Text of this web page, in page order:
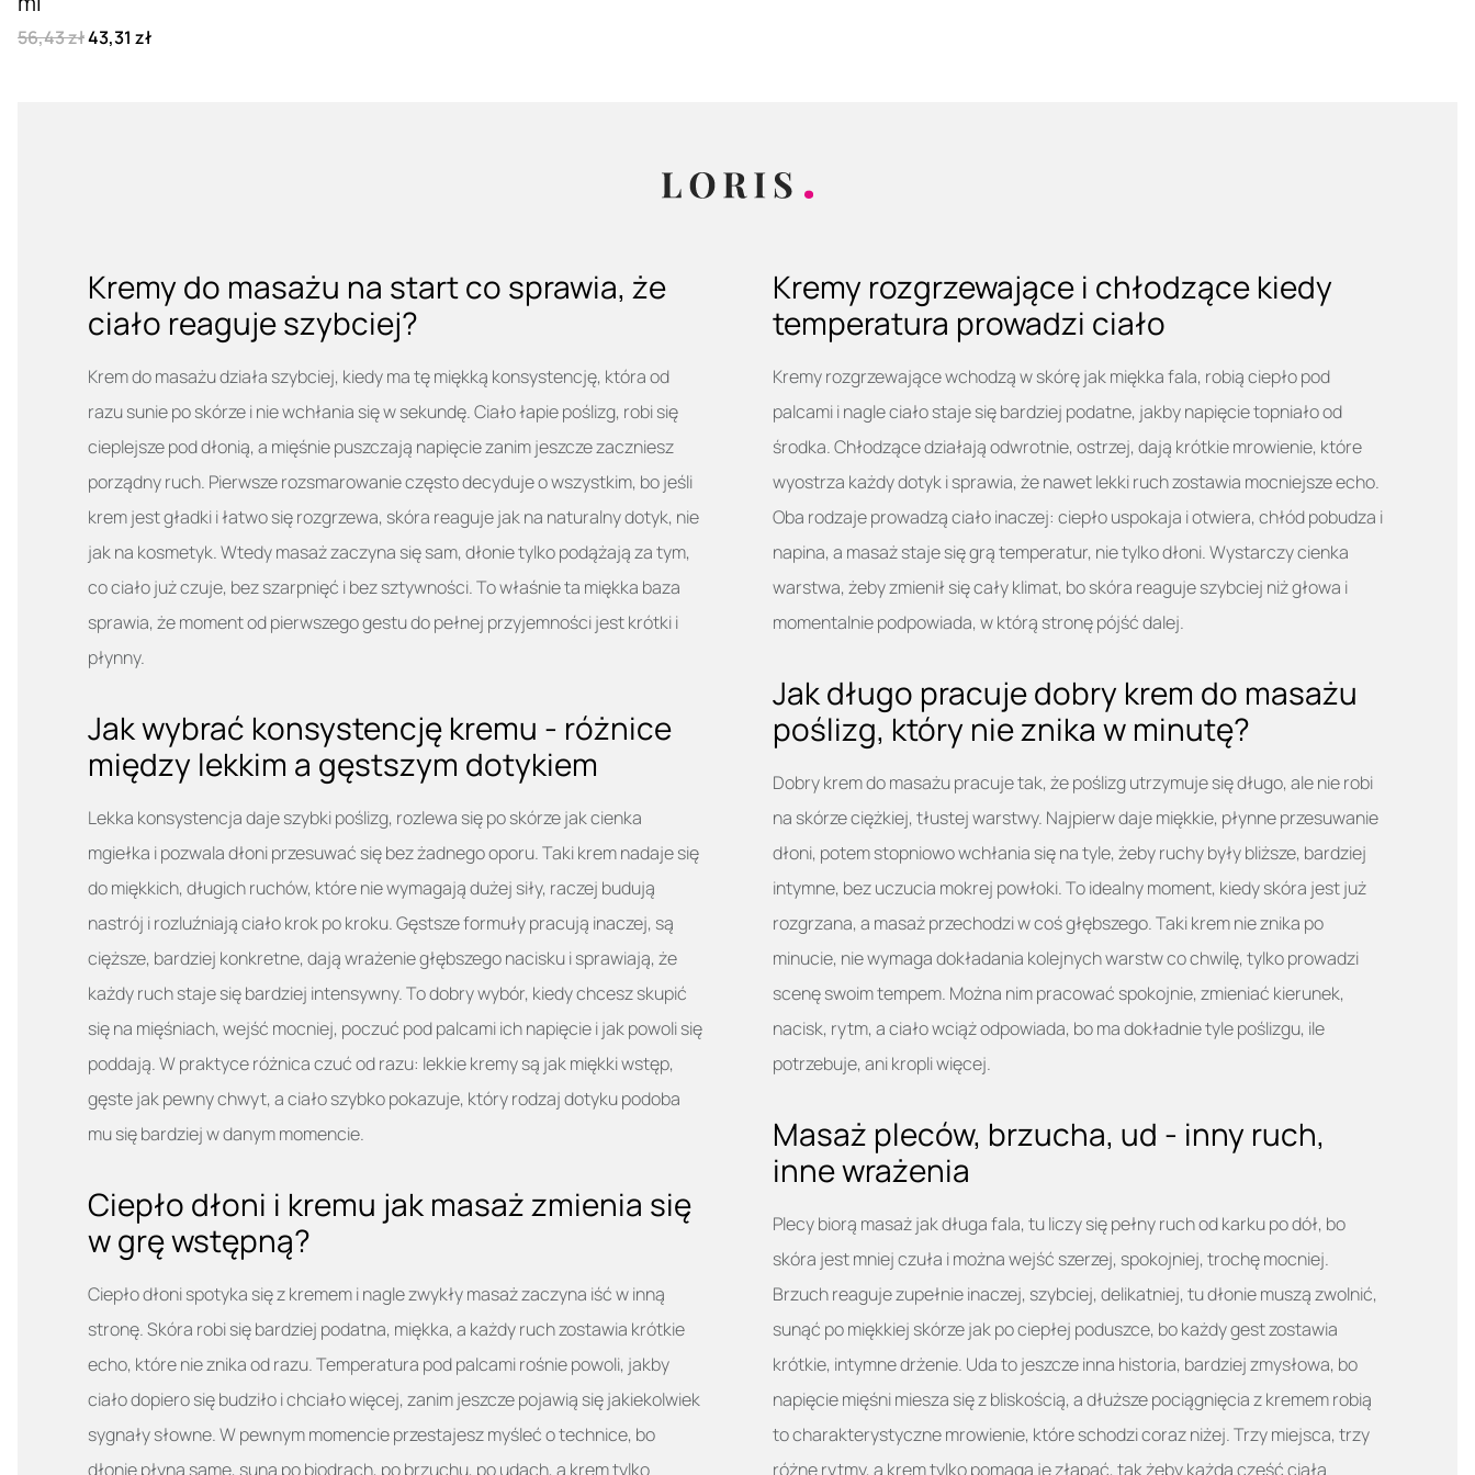
56,43 zł43,31 zł
Kremy do masażu na start co sprawia, że
ciało reaguje szybciej?
Krem do masażu działa szybciej, kiedy ma tę miękką konsystencję, która od
razu sunie po skórze i nie wchłania się w sekundę. Ciało łapie poślizg, robi się
cieplejsze pod dłonią, a mięśnie puszczają napięcie zanim jeszcze zaczniesz
porządny ruch. Pierwsze rozsmarowanie często decyduje o wszystkim, bo jeśli
krem jest gładki i łatwo się rozgrzewa, skóra reaguje jak na naturalny dotyk, nie
jak na kosmetyk. Wtedy masaż zaczyna się sam, dłonie tylko podążają za tym,
co ciało już czuje, bez szarpnięć i bez sztywności. To właśnie ta miękka baza
sprawia, że moment od pierwszego gestu do pełnej przyjemności jest krótki i
płynny.
Jak wybrać konsystencję kremu - różnice
między lekkim a gęstszym dotykiem
Lekka konsystencja daje szybki poślizg, rozlewa się po skórze jak cienka
mgiełka i pozwala dłoni przesuwać się bez żadnego oporu. Taki krem nadaje się
do miękkich, długich ruchów, które nie wymagają dużej siły, raczej budują
nastrój i rozluźniają ciało krok po kroku. Gęstsze formuły pracują inaczej, są
cięższe, bardziej konkretne, dają wrażenie głębszego nacisku i sprawiają, że
każdy ruch staje się bardziej intensywny. To dobry wybór, kiedy chcesz skupić
się na mięśniach, wejść mocniej, poczuć pod palcami ich napięcie i jak powoli się
poddają. W praktyce różnica czuć od razu: lekkie kremy są jak miękki wstęp,
gęste jak pewny chwyt, a ciało szybko pokazuje, który rodzaj dotyku podoba
mu się bardziej w danym momencie.
Ciepło dłoni i kremu jak masaż zmienia się
w grę wstępną?
Ciepło dłoni spotyka się z kremem i nagle zwykły masaż zaczyna iść w inną
stronę. Skóra robi się bardziej podatna, miękka, a każdy ruch zostawia krótkie
echo, które nie znika od razu. Temperatura pod palcami rośnie powoli, jakby
ciało dopiero się budziło i chciało więcej, zanim jeszcze pojawią się jakiekolwiek
sygnały słowne. W pewnym momencie przestajesz myśleć o technice, bo
dłonie płyną same, suną po biodrach, po brzuchu, po udach, a krem tylko
Kremy rozgrzewające i chłodzące kiedy
temperatura prowadzi ciało
Kremy rozgrzewające wchodzą w skórę jak miękka fala, robią ciepło pod
palcami i nagle ciało staje się bardziej podatne, jakby napięcie topniało od
środka. Chłodzące działają odwrotnie, ostrzej, dają krótkie mrowienie, które
wyostrza każdy dotyk i sprawia, że nawet lekki ruch zostawia mocniejsze echo.
Oba rodzaje prowadzą ciało inaczej: ciepło uspokaja i otwiera, chłód pobudza i
napina, a masaż staje się grą temperatur, nie tylko dłoni. Wystarczy cienka
warstwa, żeby zmienił się cały klimat, bo skóra reaguje szybciej niż głowa i
momentalnie podpowiada, w którą stronę pójść dalej.
Jak długo pracuje dobry krem do masażu
poślizg, który nie znika w minutę?
Dobry krem do masażu pracuje tak, że poślizg utrzymuje się długo, ale nie robi
na skórze ciężkiej, tłustej warstwy. Najpierw daje miękkie, płynne przesuwanie
dłoni, potem stopniowo wchłania się na tyle, żeby ruchy były bliższe, bardziej
intymne, bez uczucia mokrej powłoki. To idealny moment, kiedy skóra jest już
rozgrzana, a masaż przechodzi w coś głębszego. Taki krem nie znika po
minucie, nie wymaga dokładania kolejnych warstw co chwilę, tylko prowadzi
scenę swoim tempem. Można nim pracować spokojnie, zmieniać kierunek,
nacisk, rytm, a ciało wciąż odpowiada, bo ma dokładnie tyle poślizgu, ile
potrzebuje, ani kropli więcej.
Masaż pleców, brzucha, ud - inny ruch,
inne wrażenia
Plecy biorą masaż jak długa fala, tu liczy się pełny ruch od karku po dół, bo
skóra jest mniej czuła i można wejść szerzej, spokojniej, trochę mocniej.
Brzuch reaguje zupełnie inaczej, szybciej, delikatniej, tu dłonie muszą zwolnić,
sunąć po miękkiej skórze jak po ciepłej poduszce, bo każdy gest zostawia
krótkie, intymne drżenie. Uda to jeszcze inna historia, bardziej zmysłowa, bo
napięcie mięśni miesza się z bliskością, a dłuższe pociągnięcia z kremem robią
to charakterystyczne mrowienie, które schodzi coraz niżej. Trzy miejsca, trzy
różne rytmy, a krem tylko pomaga je złapać, tak żeby każda część ciała